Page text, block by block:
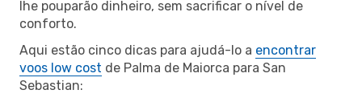
lhe pouparão dinheiro, sem sacrificar o nível de
conforto.
Aqui estão cinco dicas para ajudá-lo a encontrar
voos low cost de Palma de Maiorca para San
Sebastian: